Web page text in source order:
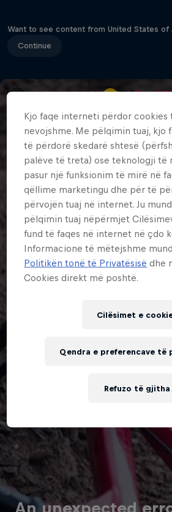
Want to see content from United States of
Continue
An unexpected
Kjo faqe interneti përdor cookies
nevojshme. Me pëlqimin tuaj, kjo
të përdorë skedarë shtesë
palëve të treta) ose teknologji të
pasur një funksionim të mirë në
qëllime marketingu dhe për të
përvojën tuaj në internet. Ju
pëlqimin tuaj nëpërmjet
fund të faqes në internet në çdo
Informacione të mëtejshme
Politikën tonë të Privatësisë dhe
Cookies direkt më poshtë.
Cilësimet e
Refuzo të gjitha
Qendra e preferencave të